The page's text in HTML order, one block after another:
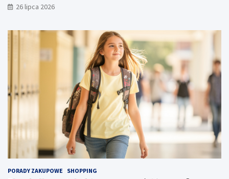
26 lipca 2026
PORADY ZAKUPOWE SHOPPING